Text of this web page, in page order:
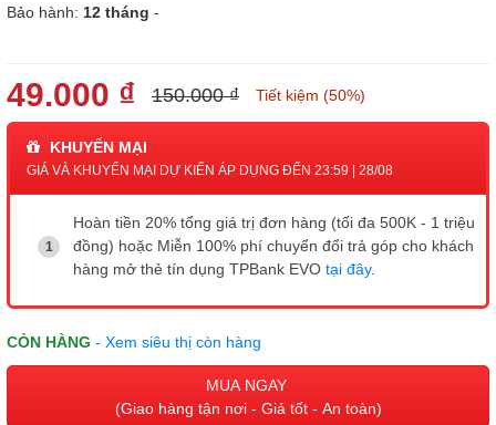
Bảo hành: 12 tháng -
49.000 ₫ 150.000 ₫ Tiết kiệm (50%)
KHUYẾN MẠI
GIÁ VÀ KHUYẾN MẠI DỰ KIẾN ÁP DỤNG ĐẾN 23:59 | 28/08
Hoàn tiền 20% tổng giá trị đơn hàng (tối đa 500K - 1 triệu
đồng) hoặc Miễn 100% phí chuyển đổi trả góp cho khách
hàng mở thẻ tín dụng TPBank EVO tại đây.
CÒN HÀNG - Xem siêu thị còn hàng
MUA NGAY
(Giao hàng tận nơi - Giá tốt - An toàn)